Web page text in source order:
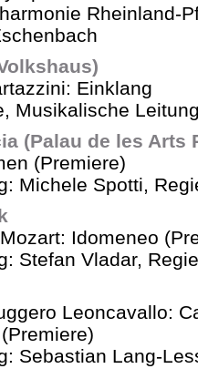
Rheinland-
Einklang
Musikalische
(Palau de les Arts
(Premiere)
Michele Spotti,
Idomeneo
Stefan Vladar,
Leoncavallo:
Sebastian Lang-